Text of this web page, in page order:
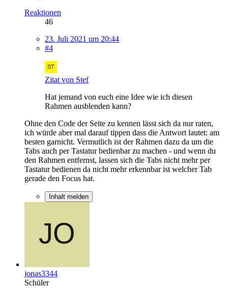
Reaktionen
46
23. Juli 2021 um 20:44
#4
Zitat von Stef
Hat jemand von euch eine Idee wie ich diesen
Rahmen ausblenden kann?
Ohne den Code der Seite zu kennen lässt sich da nur raten,
ich würde aber mal darauf tippen dass die Antwort lautet: am
besten garnicht. Vermutlich ist der Rahmen dazu da um die
Tabs auch per Tastatur bedienbar zu machen - und wenn du
den Rahmen entfernst, lassen sich die Tabs nicht mehr per
Tastatur bedienen da nicht mehr erkennbar ist welcher Tab
gerade den Focus hat.
Inhalt melden
jonas3344
Schüler